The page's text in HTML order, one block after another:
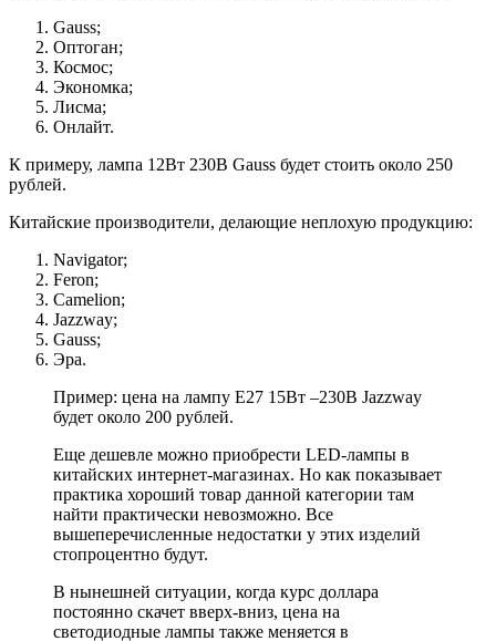
Gauss;
Оптоган;
Космос;
Экономка;
Лисма;
Онлайт.
К примеру, лампа 12Вт 230В Gauss будет стоить около 250
рублей.
Китайские производители, делающие неплохую продукцию:
Navigator;
Feron;
Camelion;
Jazzway;
Gauss;
Эра.
Пример: цена на лампу Е27 15Вт ­­­­­–230В Jazzway
будет около 200 рублей.
Еще дешевле можно приобрести LED-лампы в
китайских интернет-магазинах. Но как показывает
практика хороший товар данной категории там
найти практически невозможно. Все
вышеперечисленные недостатки у этих изделий
стопроцентно будут.
В нынешней ситуации, когда курс доллара
постоянно скачет вверх-вниз, цена на
светодиодные лампы также меняется в